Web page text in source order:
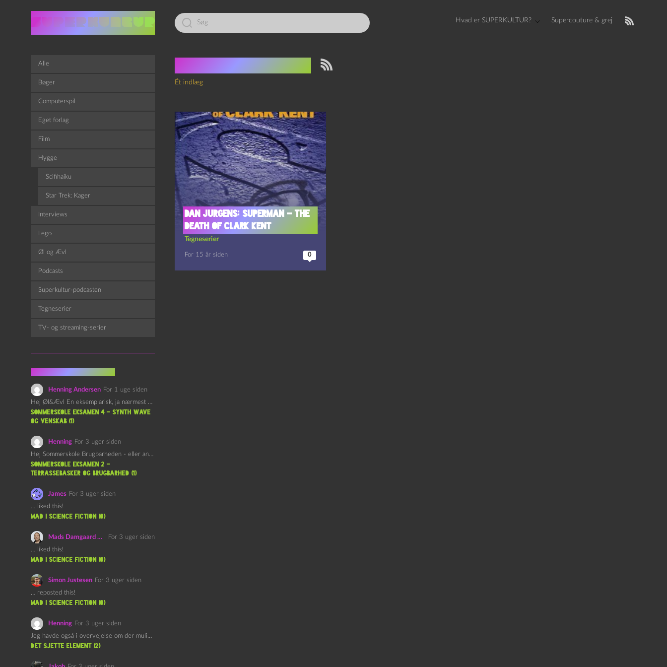
Led
efter:
Hvad er SUPERKULTUR? Supercouture & grej
Ét indlæg
Dan Jurgens: Superman – The
Death of Clark Kent
Tegneserier
For 15 år siden 0
Alle
Bøger
Computerspil
Eget forlag
Film
Hygge
Scifihaiku
Star Trek: Kager
Interviews
Lego
Øl og Ævl
Podcasts
Superkultur-podcasten
Tegneserier
TV- og streaming-serier
Henning Andersen For 1 uge siden
Hej Øl&Ævl En eksemplarisk, ja nærmest yndefuld, afslutning på SOMMERSKOLEN.…
Sommerskole Eksamen 4 – Synth Wave
og Venskab (1)
Henning For 3 uger siden
Hej Sommerskole Brugbarheden - eller anvendeligheden - af "Øl&Ævl" er…
Sommerskole Eksamen 2 –
Terrassebasker og Brugbarhed (1)
James For 3 uger siden
… liked this!
mad i science fiction (0)
Mads Damgaard Mortensen (Å)
For 3 uger siden
… liked this!
mad i science fiction (0)
Simon Justesen For 3 uger siden
… reposted this!
mad i science fiction (0)
Henning For 3 uger siden
Jeg havde også i overvejelse om der muligvis kunne være…
det sjette element (2)